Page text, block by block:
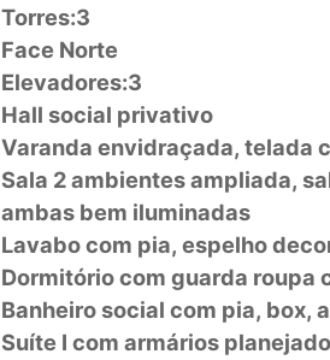
Torres:3
Face Norte
Elevadores:3
Hall social privativo
Varanda envidraçada, telada
Sala 2 ambientes ampliada,
ambas bem iluminadas
Lavabo com pia, espelho
Dormitório com guarda roupa
Banheiro social com pia, box,
Suíte I com armários